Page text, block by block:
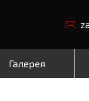
Галерея